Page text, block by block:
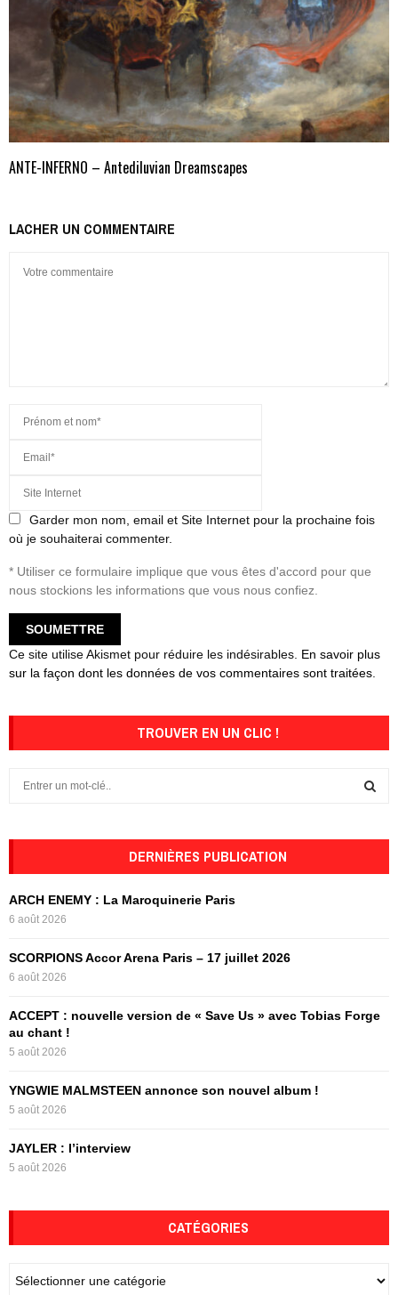
ANTE-INFERNO – Antediluvian Dreamscapes
LACHER UN COMMENTAIRE
Garder mon nom, email et Site Internet pour la prochaine fois
où je souhaiterai commenter.
* Utiliser ce formulaire implique que vous êtes d'accord pour que
nous stockions les informations que vous nous confiez.
Ce site utilise Akismet pour réduire les indésirables. En savoir plus
sur la façon dont les données de vos commentaires sont traitées
TROUVER EN UN CLIC !
o
r
DERNIÈRES PUBLICATION
ARCH ENEMY : La Maroquinerie Paris
6 août 2026
SCORPIONS Accor Arena Paris – 17 juillet 2026
6 août 2026
ACCEPT : nouvelle version de « Save Us » avec Tobias Forge
au chant !
5 août 2026
YNGWIE MALMSTEEN annonce son nouvel album !
5 août 2026
JAYLER : l’interview
5 août 2026
CATÉGORIES